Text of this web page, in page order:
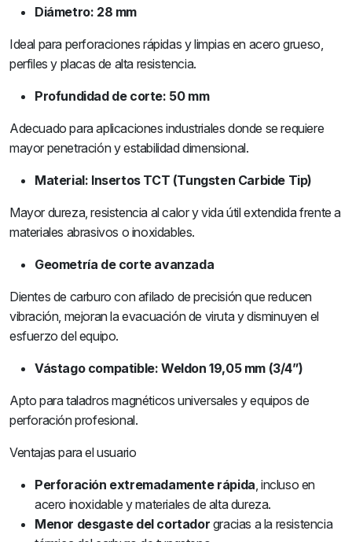
Diámetro: 28 mm
Ideal para perforaciones rápidas y limpias en acero grueso,
perfiles y placas de alta resistencia.
Profundidad de corte: 50 mm
Adecuado para aplicaciones industriales donde se requiere
mayor penetración y estabilidad dimensional.
Material: Insertos TCT (Tungsten Carbide Tip)
Mayor dureza, resistencia al calor y vida útil extendida frente a
materiales abrasivos o inoxidables.
Geometría de corte avanzada
Dientes de carburo con afilado de precisión que reducen
vibración, mejoran la evacuación de viruta y disminuyen el
esfuerzo del equipo.
Vástago compatible: Weldon 19,05 mm (3/4”)
Apto para taladros magnéticos universales y equipos de
perforación profesional.
Ventajas para el usuario
Perforación extremadamente rápida, incluso en
acero inoxidable y materiales de alta dureza.
Menor desgaste del cortador gracias a la resistencia